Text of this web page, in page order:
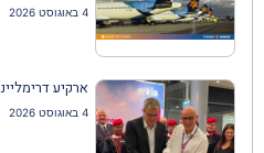
4 באוגוסט 2026
ארקיע
4 באוגוסט 2026